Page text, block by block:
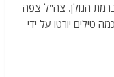
ברמת הגולן. צה"ל צפה
יורטו על ידי